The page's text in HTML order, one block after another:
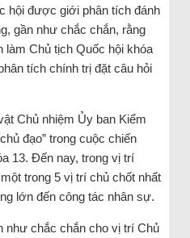
hội được giới phân tích đánh
gần như chắc chắn, rằng
Chủ tịch Quốc hội khóa
tích chính trị đặt câu hỏi
Chủ nhiệm Ủy ban Kiểm
đạo” trong cuộc chiến
13. Đến nay, trong vị trí
trong 5 vị trí chủ chốt nhất
lớn đến công tác nhân sự.
như chắc chắn cho vị trí Chủ